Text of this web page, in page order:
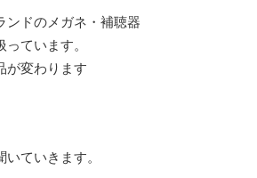
ンドのメガネ・補聴器
ています。
が変わります
ていきます。